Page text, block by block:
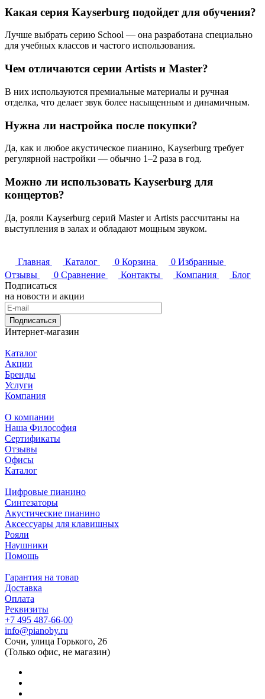
Какая серия Kayserburg подойдет для обучения?
Лучше выбрать серию School — она разработана специально
для учебных классов и частого использования.
Чем отличаются серии Artists и Master?
В них используются премиальные материалы и ручная
отделка, что делает звук более насыщенным и динамичным.
Нужна ли настройка после покупки?
Да, как и любое акустическое пианино, Kayserburg требует
регулярной настройки — обычно 1–2 раза в год.
Можно ли использовать Kayserburg для
концертов?
Да, рояли Kayserburg серий Master и Artists рассчитаны на
выступления в залах и обладают мощным звуком.
Главная Каталог 0 Корзина 0 Избранные
Отзывы
0 Сравнение Контакты Компания
Блог
Подписаться
на новости и акции
Подписаться
Интернет-магазин
Каталог
Акции
Бренды
Услуги
Компания
О компании
Наша Философия
Сертификаты
Отзывы
Офисы
Каталог
Цифровые пианино
Синтезаторы
Акустические пианино
Аксессуары для клавишных
Рояли
Наушники
Помощь
Гарантия на товар
Доставка
Оплата
Реквизиты
+7 495 487-66-00
info@pianoby.ru
Сочи, улица Горького, 26
(Только офис, не магазин)